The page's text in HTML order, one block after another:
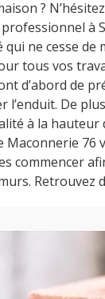
?
à
qui ne cesse de
tous vos
d’abord de
l’enduit. De
à la hauteur
Maconnerie 76
commencer
Retrouvez